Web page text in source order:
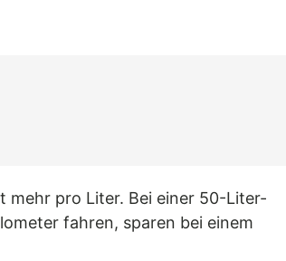
mehr pro Liter. Bei einer 50-Liter-
fahren, sparen bei einem